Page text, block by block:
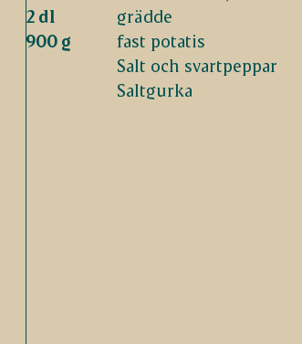
2 dl
grädde
900 g
fast potatis
Salt och svartpeppar
Saltgurka